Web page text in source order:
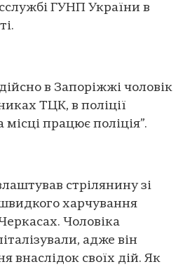
ГУНП України в
в Запоріжжі чоловік
ТЦК, в поліції
місці працює поліція”.
стрілянину зі
харчування
Чоловіка
адже він
внаслідок своїх дій. Як